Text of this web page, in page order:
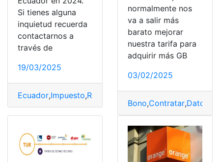
Si tienes alguna
inquietud recuerda
contactarnos a
través de
19/03/2025
Ecuador,Impuesto,Renta
normalmente nos
va a salir más
barato mejorar
nuestra tarifa para
adquirir más GB
03/02/2025
Bono,Contratar,Datos